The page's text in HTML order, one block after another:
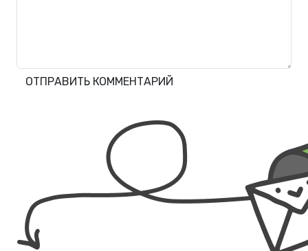
ОТПРАВИТЬ КОММЕНТАРИЙ